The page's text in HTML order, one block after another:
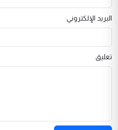
البريد الإلكتروني
تعليق